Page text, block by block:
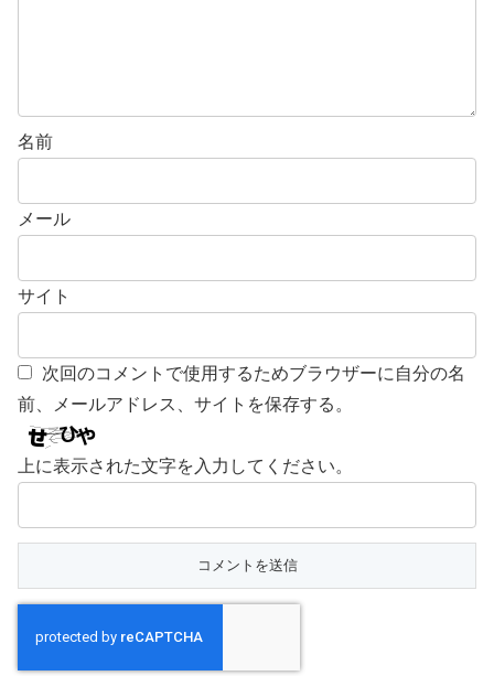
名前
メール
サイト
次回のコメントで使用するためブラウザーに自分の名
前、メールアドレス、サイトを保存する。
上に表示された文字を入力してください。